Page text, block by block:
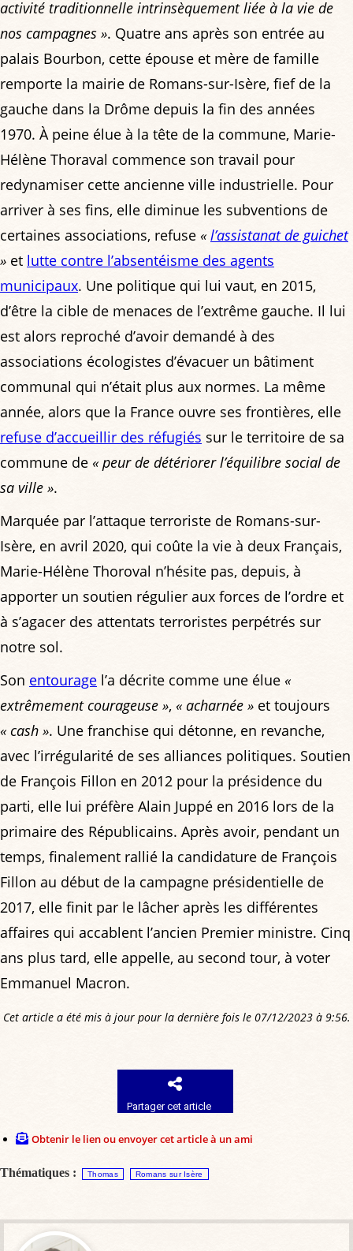
activité traditionnelle intrinsèquement liée à la vie de
nos campagnes ». Quatre ans après son entrée au
palais Bourbon, cette épouse et mère de famille
remporte la mairie de Romans-sur-Isère, fief de la
gauche dans la Drôme depuis la fin des années
1970. À peine élue à la tête de la commune, Marie-
Hélène Thoraval commence son travail pour
redynamiser cette ancienne ville industrielle. Pour
arriver à ses fins, elle diminue les subventions de
certaines associations, refuse « l’assistanat de guichet
» et lutte contre l’absentéisme des agents
municipaux. Une politique qui lui vaut, en 2015,
d’être la cible de menaces de l’extrême gauche. Il lui
est alors reproché d’avoir demandé à des
associations écologistes d’évacuer un bâtiment
communal qui n’était plus aux normes. La même
année, alors que la France ouvre ses frontières, elle
refuse d’accueillir des réfugiés sur le territoire de sa
commune de « peur de détériorer l’équilibre social de
sa ville ».
Marquée par l’attaque terroriste de Romans-sur-
Isère, en avril 2020, qui coûte la vie à deux Français,
Marie-Hélène Thoroval n’hésite pas, depuis, à
apporter un soutien régulier aux forces de l’ordre et
à s’agacer des attentats terroristes perpétrés sur
notre sol.
Son entourage l’a décrite comme une élue «
extrêmement courageuse », « acharnée » et toujours
« cash ». Une franchise qui détonne, en revanche,
avec l’irrégularité de ses alliances politiques. Soutien
de François Fillon en 2012 pour la présidence du
parti, elle lui préfère Alain Juppé en 2016 lors de la
primaire des Républicains. Après avoir, pendant un
temps, finalement rallié la candidature de François
Fillon au début de la campagne présidentielle de
2017, elle finit par le lâcher après les différentes
affaires qui accablent l’ancien Premier ministre. Cinq
ans plus tard, elle appelle, au second tour, à voter
Emmanuel Macron.
Cet article a été mis à jour pour la dernière fois le 07/12/2023 à 9:56.
Partager cet article
Obtenir le lien ou envoyer cet article à un ami
Thématiques : Thomas Romans sur Isère